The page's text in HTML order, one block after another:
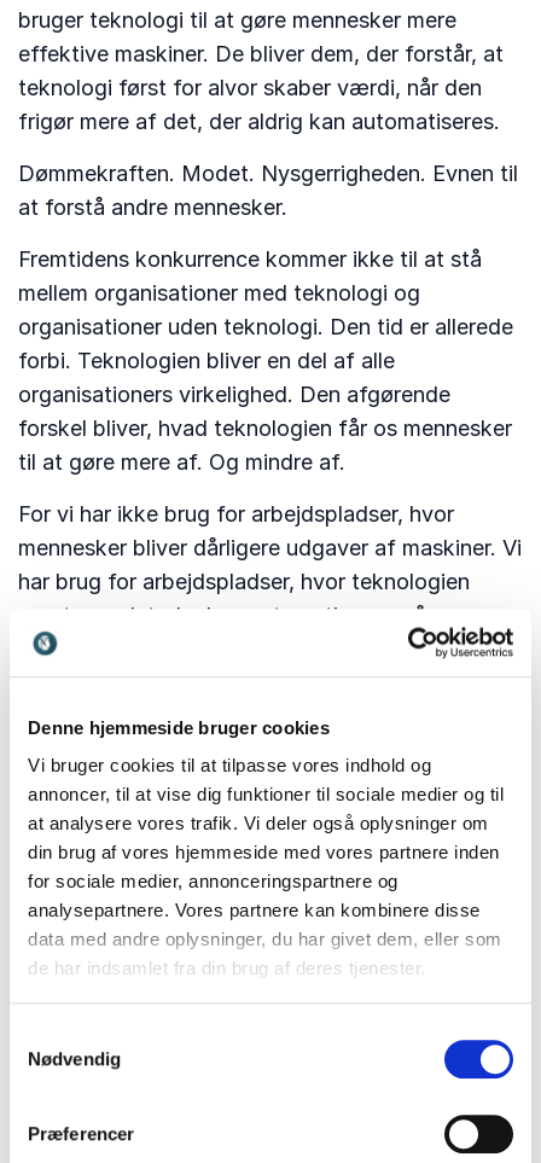
Denne hjemmeside bruger cookies
Vi bruger cookies til at tilpasse vores indhold og
annoncer, til at vise dig funktioner til sociale medier og til
at analysere vores trafik. Vi deler også oplysninger om
din brug af vores hjemmeside med vores partnere inden
for sociale medier, annonceringspartnere og
analysepartnere. Vores partnere kan kombinere disse
data med andre oplysninger, du har givet dem, eller som
de har indsamlet fra din brug af deres tjenester.
Nødvendig
Præferencer
bruger teknologi til at gøre mennesker mere
effektive maskiner. De bliver dem, der forstår, at
teknologi først for alvor skaber værdi, når den
frigør mere af det, der aldrig kan automatiseres.
Dømmekraften. Modet. Nysgerrigheden. Evnen til
at forstå andre mennesker.
Fremtidens konkurrence kommer ikke til at stå
mellem organisationer med teknologi og
organisationer uden teknologi. Den tid er allerede
forbi. Teknologien bliver en del af alle
organisationers virkelighed. Den afgørende
forskel bliver, hvad teknologien får os mennesker
til at gøre mere af. Og mindre af.
For vi har ikke brug for arbejdspladser, hvor
mennesker bliver dårligere udgaver af maskiner. Vi
har brug for arbejdspladser, hvor teknologien
overtager det, der kan automatiseres, så
mennesker får mere plads til det, der kræver
dømmekraft, fantasi og forståelse.
Jeg har arbejdet med arbejdsliv, ledelse og
mennesker i mange årtier. Og hvis der er én ting,
jeg er blevet mere overbevist om med tiden, så er
det, at de største fremskridt aldrig kommer fra
mennesker, der blot gør det forventede lidt
hurtigere.
De kommer fra mennesker, der ser noget, andre
noget kan gøres bedre, selv når alle andre har
Derfor tror jeg ikke, at fremtidens største